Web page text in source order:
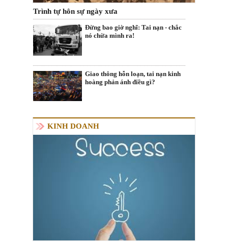
Trình tự hôn sự ngày xưa
Đừng bao giờ nghĩ: Tai nạn - chắc
nó chừa mình ra!
Giao thông hỗn loạn, tai nạn kinh
hoàng phản ánh điều gì?
KINH DOANH